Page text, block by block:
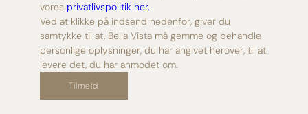
vores privatlivspolitik her.
Ved at klikke på indsend nedenfor, giver du
samtykke til at, Bella Vista må gemme og behandle
personlige oplysninger, du har angivet herover, til at
levere det, du har anmodet om.